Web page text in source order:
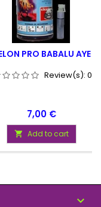
PRO BABALU AYE
Review(s): 0
Price
7,00 €
 Add to cart
